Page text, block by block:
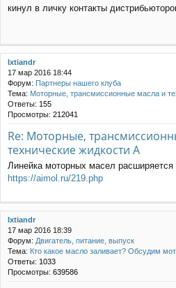
кинул в личку контакты
Ixtiandr
17 мар 2016 18:44
Форум: Партнеры нашего клуба
Тема: Моторные, трансмиссионные масла и
Ответы: 155
Просмотры: 212041
Re: Моторные,
технические жидкости A
Линейка моторных масел расширяется
https://aimol.ru/219.php
Ixtiandr
17 мар 2016 18:39
Форум: Двигатель, питание, выпуск
Тема: Кто какое масло заливает? Обсудим
Ответы: 1033
Просмотры: 639586